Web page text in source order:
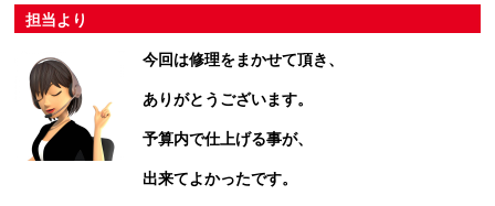
担当より
今回は修理をまかせて頂き、
ありがとうございます。
予算内で仕上げる事が、
出来てよかったです。